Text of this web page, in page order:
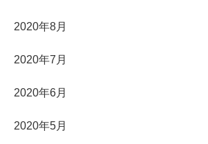
2020年8月
2020年7月
2020年6月
2020年5月